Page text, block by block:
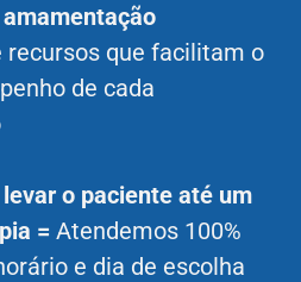
recursos que facilitam o
de cada
o paciente até um
= Atendemos 100%
e dia de escolha